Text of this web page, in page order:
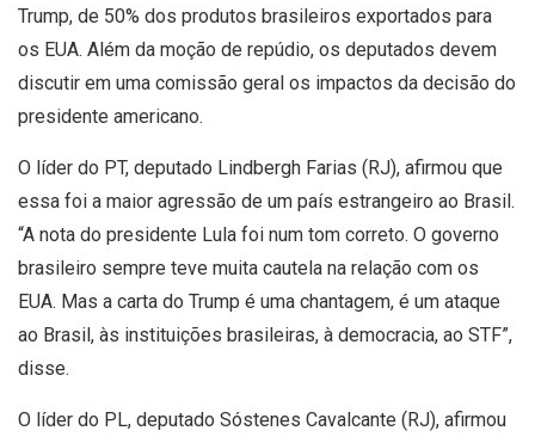
Trump, de 50% dos produtos brasileiros exportados para
os EUA. Além da moção de repúdio, os deputados devem
discutir em uma comissão geral os impactos da decisão do
presidente americano.
O líder do PT, deputado Lindbergh Farias (RJ), afirmou que
essa foi a maior agressão de um país estrangeiro ao Brasil.
“A nota do presidente Lula foi num tom correto. O governo
brasileiro sempre teve muita cautela na relação com os
EUA. Mas a carta do Trump é uma chantagem, é um ataque
ao Brasil, às instituições brasileiras, à democracia, ao STF”,
disse.
O líder do PL, deputado Sóstenes Cavalcante (RJ), afirmou